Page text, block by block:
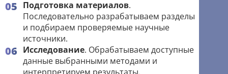
Подготовка материалов.
Последовательно разрабатываем разделы
и подбираем проверяемые научные
источники.
Исследование. Обрабатываем доступные
данные выбранными методами и